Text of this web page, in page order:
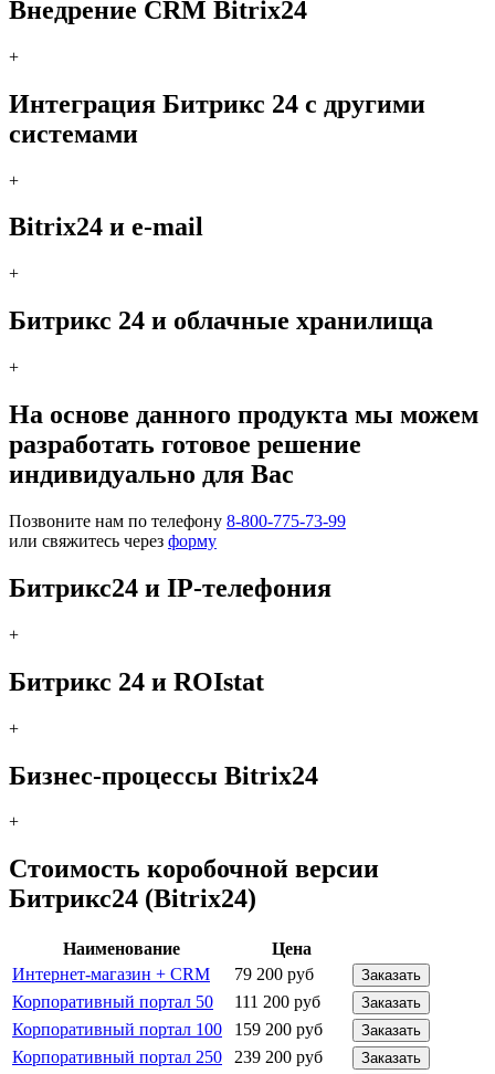
Внедрение CRM Bitrix24
+
Интеграция Битрикс 24 с другими
системами
+
Bitrix24 и e-mail
+
Битрикс 24 и облачные хранилища
+
На основе данного продукта мы можем
разработать готовое решение
индивидуально для Вас
Позвоните нам по телефону 8-800-775-73-99
или свяжитесь через форму
Битрикс24 и IP-телефония
+
Битрикс 24 и ROIstat
+
Бизнес-процессы Bitrix24
+
Стоимость коробочной версии
Битрикс24 (Bitrix24)
Наименование
Цена
Интернет-магазин + CRM
79 200 руб Заказать
Корпоративный портал 50 111 200 руб Заказать
Корпоративный портал 100 159 200 руб Заказать
Корпоративный портал 250 239 200 руб Заказать